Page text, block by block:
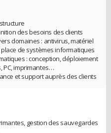
des besoins des clients
domaines : antivirus, matériel
de systèmes informatiques
: conception, déploiement
PC, imprimantes…
et support auprès des clients
gestion des sauvegardes